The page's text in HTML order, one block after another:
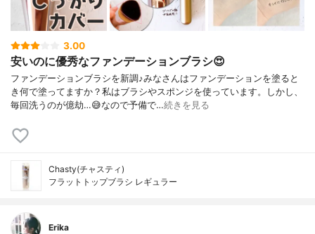
3.00
安いのに優秀なファンデーションブラシ😍
ファンデーションブラシを新調♪みなさんはファンデーションを塗ると
き何で塗ってますか？私はブラシやスポンジを使っています。しかし、
毎回洗うのが億劫…😅なので予備で…続きを見る
Chasty(チャスティ)
フラットトップブラシ レギュラー
Erika